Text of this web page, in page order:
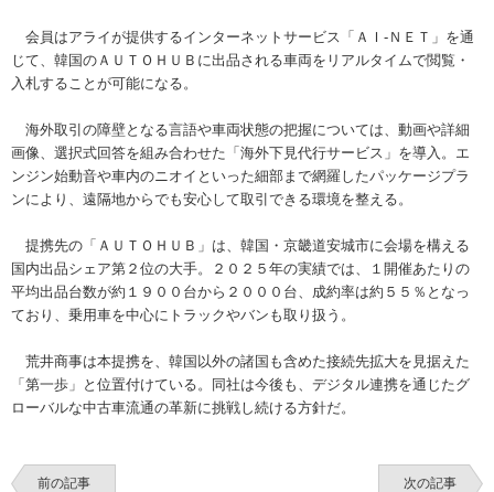
会員はアライが提供するインターネットサービス「ＡＩ-ＮＥＴ」を通
じて、韓国のＡＵＴＯＨＵＢに出品される車両をリアルタイムで閲覧・
入札することが可能になる。
海外取引の障壁となる言語や車両状態の把握については、動画や詳細
画像、選択式回答を組み合わせた「海外下見代行サービス」を導入。エ
ンジン始動音や車内のニオイといった細部まで網羅したパッケージプラ
ンにより、遠隔地からでも安心して取引できる環境を整える。
提携先の「ＡＵＴＯＨＵＢ」は、韓国・京畿道安城市に会場を構える
国内出品シェア第２位の大手。２０２５年の実績では、１開催あたりの
平均出品台数が約１９００台から２０００台、成約率は約５５％となっ
ており、乗用車を中心にトラックやバンも取り扱う。
荒井商事は本提携を、韓国以外の諸国も含めた接続先拡大を見据えた
「第一歩」と位置付けている。同社は今後も、デジタル連携を通じたグ
ローバルな中古車流通の革新に挑戦し続ける方針だ。
前の記事 次の記事